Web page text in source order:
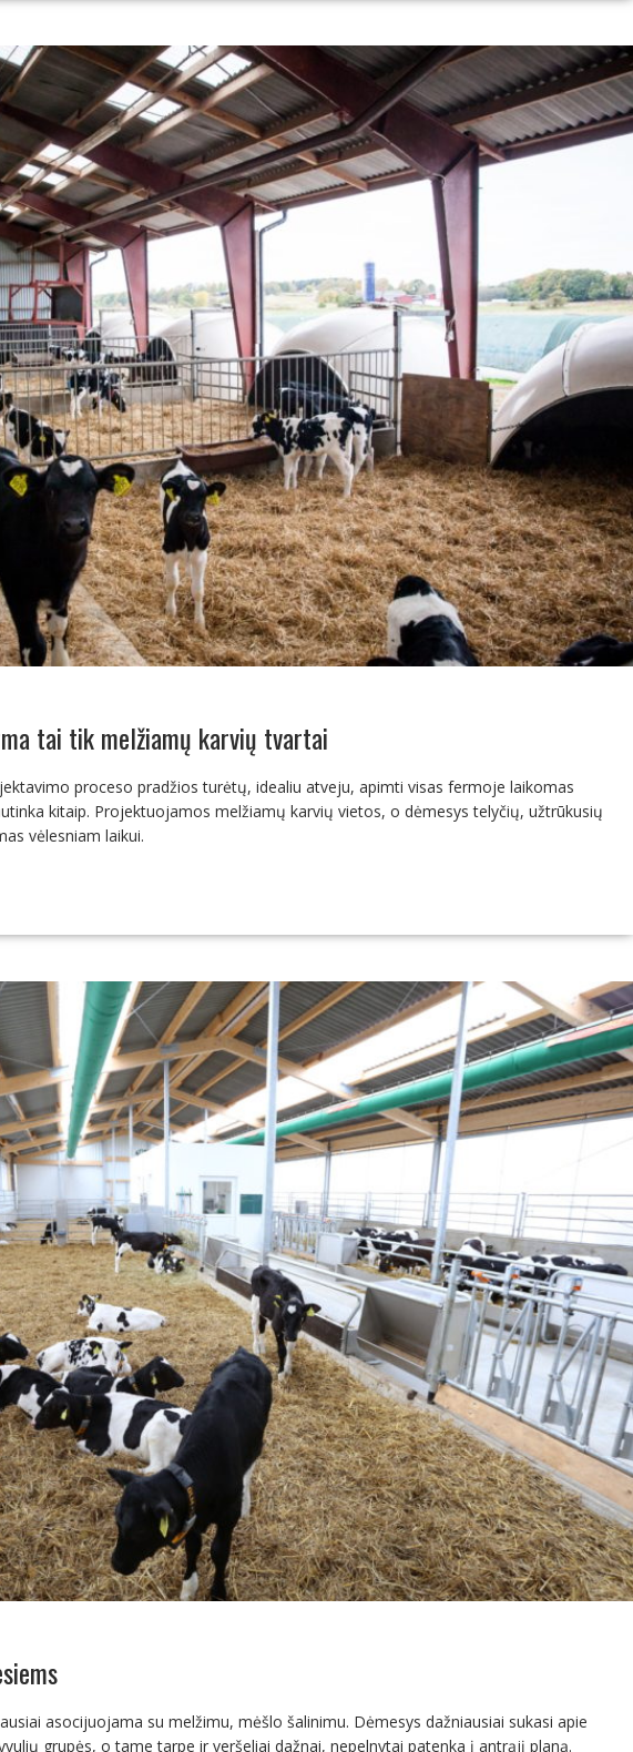
tai tik melžiamų karvių tvartai
proceso pradžios turėtų, idealiu atveju, apimti visas fermoje laikomas
kitaip. Projektuojamos melžiamų karvių vietos, o dėmesys telyčių, užtrūkusių
vėlesniam laikui.
asocijuojama su melžimu, mėšlo šalinimu. Dėmesys dažniausiai sukasi apie
grupės, o tame tarpe ir veršeliai dažnai, nepelnytai patenka į antrąjį planą.